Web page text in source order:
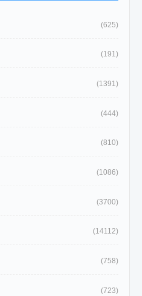
(625)
(191)
(1391)
(444)
(810)
(1086)
(3700)
(14112)
(758)
(723)